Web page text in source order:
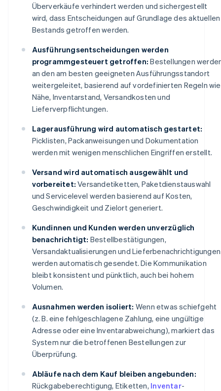
Überverkäufe verhindert werden und sichergestellt
wird, dass Entscheidungen auf Grundlage des aktuellen
Bestands getroffen werden.
Ausführungsentscheidungen werden
programmgesteuert getroffen: Bestellungen
an den am besten geeigneten Ausführungsstandort
weitergeleitet, basierend auf vordefinierten Regeln wie
Nähe, Inventarstand, Versandkosten und
Lieferverpflichtungen.
Lagerausführung wird automatisch gestartet:
Picklisten, Packanweisungen und Dokumentation
werden mit wenigen menschlichen Eingriffen erstellt.
Versand wird automatisch ausgewählt und
vorbereitet: Versandetiketten, Paketdienstauswahl
und Servicelevel werden basierend auf Kosten,
Geschwindigkeit und Zielort generiert.
Kundinnen und Kunden werden unverzüglich
benachrichtigt: Bestellbestätigungen,
Versandaktualisierungen und Lieferbenachrichtigungen
werden automatisch gesendet. Die Kommunikation
bleibt konsistent und pünktlich, auch bei hohem
Volumen.
Ausnahmen werden isoliert: Wenn etwas schiefgeht
(z. B. eine fehlgeschlagene Zahlung, eine ungültige
Adresse oder eine Inventarabweichung), markiert das
System nur die betroffenen Bestellungen zur
Überprüfung.
Abläufe nach dem Kauf bleiben angebunden:
Rückgabeberechtigung, Etiketten, Inventar-